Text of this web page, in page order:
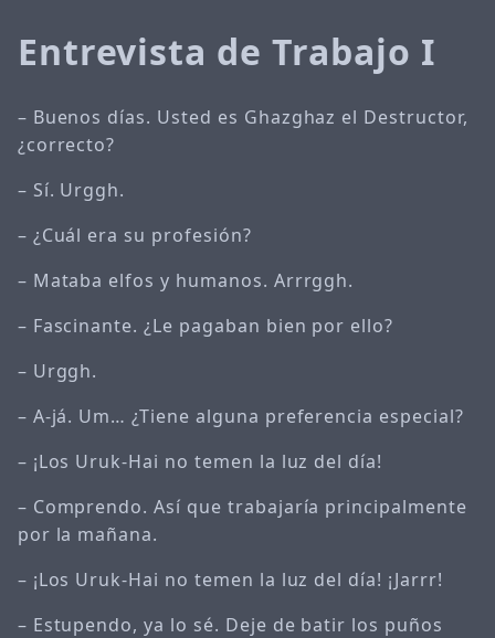
Entrevista de Trabajo I
– Buenos días. Usted es Ghazghaz el Destructor,
¿correcto?
– Sí. Urggh.
– ¿Cuál era su profesión?
– Mataba elfos y humanos. Arrrggh.
– Fascinante. ¿Le pagaban bien por ello?
– Urggh.
– A-já. Um… ¿Tiene alguna preferencia especial?
– ¡Los Uruk-Hai no temen la luz del día!
– Comprendo. Así que trabajaría principalmente
por la mañana.
– ¡Los Uruk-Hai no temen la luz del día! ¡Jarrr!
– Estupendo, ya lo sé. Deje de batir los puños